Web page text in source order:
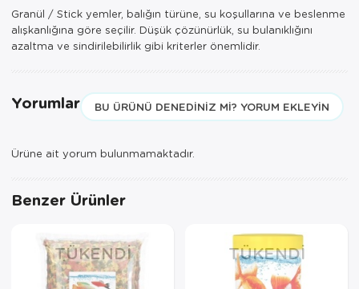
Granül / Stick yemler, balığın türüne, su koşullarına ve beslenme
alışkanlığına göre seçilir. Düşük çözünürlük, su bulanıklığını
azaltma ve sindirilebilirlik gibi kriterler önemlidir.
Yorumlar BU ÜRÜNÜ DENEDINIZ MI? YORUM EKLEYIN
Ürüne ait yorum bulunmamaktadır.
Benzer Ürünler
TÜKENDI TÜKENDI